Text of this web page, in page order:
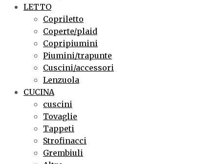
LETTO
Copriletto
Coperte/plaid
Copripiumini
Piumini/trapunte
Cuscini/accessori
Lenzuola
CUCINA
cuscini
Tovaglie
Tappeti
Strofinacci
Grembiuli